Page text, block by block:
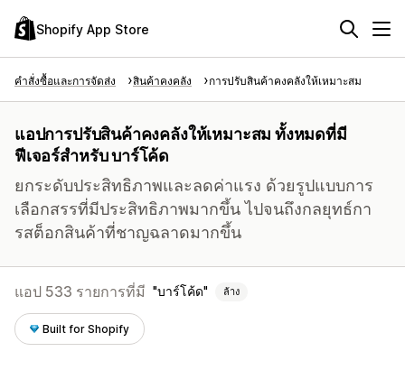
Shopify App Store
คำสั่งซื้อและการจัดส่ง สินค้าคงคลัง การปรับสินค้าคงคลังให้เหมาะสม
แอปการปรับสินค้าคงคลังให้เหมาะสม ทั้งหมดที่มี
ฟีเจอร์สำหรับ บาร์โค้ด
ยกระดับประสิทธิภาพและลดค่าแรง ด้วยรูปแบบการ
เลือกสรรที่มีประสิทธิภาพมากขึ้น ไปจนถึงกลยุทธ์กา
รสต็อกสินค้าที่ชาญฉลาดมากขึ้น
แอป 533 รายการที่มี บาร์โค้ด ล้าง
Built for Shopify